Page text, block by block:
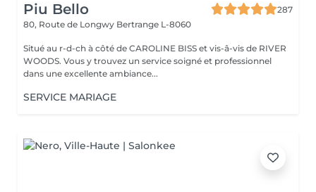
Piu Bello
287
80, Route de Longwy Bertrange L-8060
Situé au r-d-ch à côté de CAROLINE BISS et vis-â-vis de RIVER
WOODS. Vous y trouvez un service soigné et professionnel
dans une excellente ambiance...
SERVICE MARIAGE